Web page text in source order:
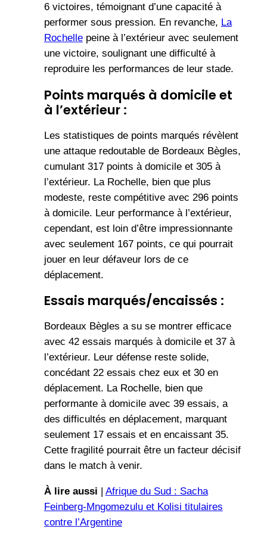
6 victoires, témoignant d’une capacité à
performer sous pression. En revanche, La
Rochellepeine à l’extérieur avec seulement
une victoire, soulignant une difficulté à
reproduire les performances de leur stade.
Points marqués à domicile et
à l’extérieur :
Les statistiques de points marqués révèlent
une attaque redoutable de Bordeaux Bègles,
cumulant 317 points à domicile et 305 à
l’extérieur. La Rochelle, bien que plus
modeste, reste compétitive avec 296 points
à domicile. Leur performance à l’extérieur,
cependant, est loin d’être impressionnante
avec seulement 167 points, ce qui pourrait
jouer en leur défaveur lors de ce
déplacement.
Essais marqués/encaissés :
Bordeaux Bègles a su se montrer efficace
avec 42 essais marqués à domicile et 37 à
l’extérieur. Leur défense reste solide,
concédant 22 essais chez eux et 30 en
déplacement. La Rochelle, bien que
performante à domicile avec 39 essais, a
des difficultés en déplacement, marquant
seulement 17 essais et en encaissant 35.
Cette fragilité pourrait être un facteur décisif
dans le match à venir.
À lire aussi
Afrique du Sud : Sacha
Feinberg-Mngomezulu et Kolisi titulaires
contre l’Argentine